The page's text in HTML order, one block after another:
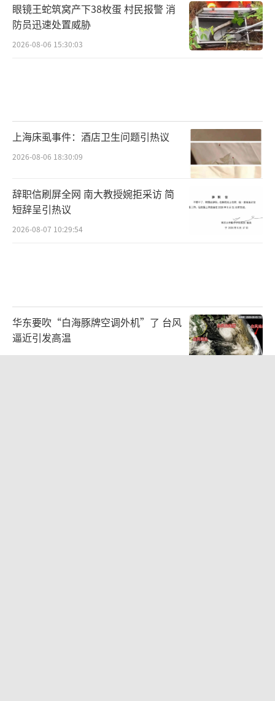
眼镜王蛇筑窝产下38枚蛋 村民报警 消
防员迅速处置威胁
2026-08-06 15:30:03
上海床虱事件：酒店卫生问题引热议
2026-08-06 18:30:09
辞职信刷屏全网 南大教授婉拒采访 简
短辞呈引热议
2026-08-07 10:29:54
华东要吹“白海豚牌空调外机”了 台风
逼近引发高温
2026-08-07 09:58:15